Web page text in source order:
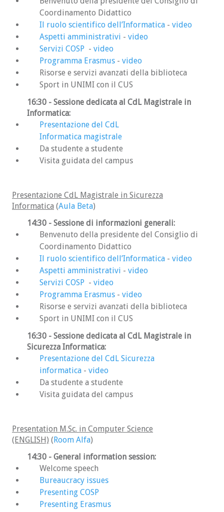
Coordinamento Didattico
Il ruolo scientifico dell’Informatica - video
Aspetti amministrativi - video
Servizi COSP - video
Programma Erasmus - video
Risorse e servizi avanzati della biblioteca
Sport in UNIMI con il CUS
16:30 - Sessione dedicata al CdL Magistrale in
Informatica:
Presentazione del CdL
Informatica magistrale
Da studente a studente
Visita guidata del campus
Presentazione CdL Magistrale in Sicurezza
Informatica (Aula Beta)
14:30 - Sessione di informazioni generali:
Benvenuto della presidente del Consiglio di
Coordinamento Didattico
Il ruolo scientifico dell’Informatica - video
Aspetti amministrativi - video
Servizi COSP - video
Programma Erasmus - video
Risorse e servizi avanzati della biblioteca
Sport in UNIMI con il CUS
16:30 - Sessione dedicata al CdL Magistrale in
Sicurezza Informatica:
Presentazione del CdL Sicurezza
informatica - video
Da studente a studente
Visita guidata del campus
Presentation M.Sc. in Computer Science
(ENGLISH) (Room Alfa)
14:30 - General information session:
Welcome speech
Bureaucracy issues
Presenting COSP
Presenting Erasmus